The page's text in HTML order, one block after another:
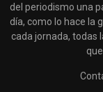
del periodismo una
día, como lo hace la
cada jornada, todas